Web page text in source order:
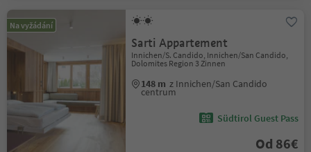
Na vyžádání
Sarti Appartement
Innichen/S. Candido, Innichen/San Candido,
Dolomites Region 3 Zinnen
148 m z Innichen/San Candido
centrum
Südtirol Guest Pass
Od 86€